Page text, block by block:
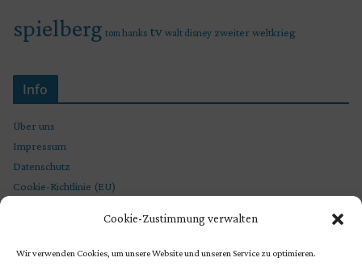
Cookie-Zustimmung verwalten
Wir verwenden Cookies, um unsere Website und unseren Service zu optimieren.
spielberg tom hanks tv walt disney zweiter weltkrieg
Info
Über uns
Impressum
Datenschutz
Cookie-Richtlinie (EU)